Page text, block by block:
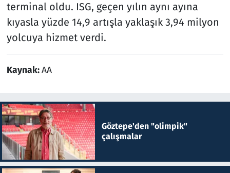
terminal oldu. ISG, geçen yılın aynı ayına
kıyasla yüzde 14,9 artışla yaklaşık 3,94 milyon
yolcuya hizmet verdi.
Kaynak:AA
Göztepe'den "olimpik"
çalışmalar